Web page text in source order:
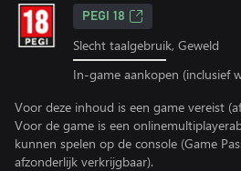
PEGI 18
Slecht taalgebruik, Geweld
In-game aankopen (inclusief
Voor deze inhoud is een game vereist
Voor de game is een
kunnen spelen op de console (Game
afzonderlijk verkrijgbaar).